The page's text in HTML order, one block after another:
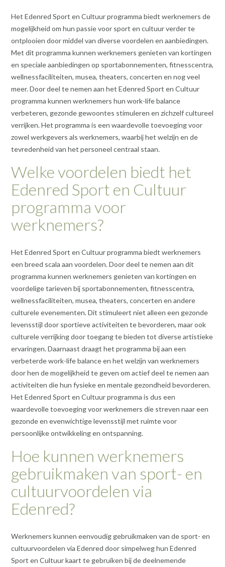
Het Edenred Sport en Cultuur programma biedt werknemers de
mogelijkheid om hun passie voor sport en cultuur verder te
ontplooien door middel van diverse voordelen en aanbiedingen.
Met dit programma kunnen werknemers genieten van kortingen
en speciale aanbiedingen op sportabonnementen, fitnesscentra,
wellnessfaciliteiten, musea, theaters, concerten en nog veel
meer. Door deel te nemen aan het Edenred Sport en Cultuur
programma kunnen werknemers hun work-life balance
verbeteren, gezonde gewoontes stimuleren en zichzelf cultureel
verrijken. Het programma is een waardevolle toevoeging voor
zowel werkgevers als werknemers, waarbij het welzijn en de
tevredenheid van het personeel centraal staan.
Welke voordelen biedt het
Edenred Sport en Cultuur
programma voor
werknemers?
Het Edenred Sport en Cultuur programma biedt werknemers
een breed scala aan voordelen. Door deel te nemen aan dit
programma kunnen werknemers genieten van kortingen en
voordelige tarieven bij sportabonnementen, fitnesscentra,
wellnessfaciliteiten, musea, theaters, concerten en andere
culturele evenementen. Dit stimuleert niet alleen een gezonde
levensstijl door sportieve activiteiten te bevorderen, maar ook
culturele verrijking door toegang te bieden tot diverse artistieke
ervaringen. Daarnaast draagt het programma bij aan een
verbeterde work-life balance en het welzijn van werknemers
door hen de mogelijkheid te geven om actief deel te nemen aan
activiteiten die hun fysieke en mentale gezondheid bevorderen.
Het Edenred Sport en Cultuur programma is dus een
waardevolle toevoeging voor werknemers die streven naar een
gezonde en evenwichtige levensstijl met ruimte voor
persoonlijke ontwikkeling en ontspanning.
Hoe kunnen werknemers
gebruikmaken van sport- en
cultuurvoordelen via
Edenred?
Werknemers kunnen eenvoudig gebruikmaken van de sport- en
cultuurvoordelen via Edenred door simpelweg hun Edenred
Sport en Cultuur kaart te gebruiken bij de deelnemende